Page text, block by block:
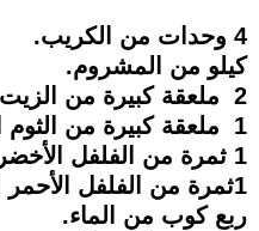
4 وحدات من الكريب.
كيلو من المشروم.
2 ملعقة كبيرة من الزيت.
1 ملعقة كبيرة من الثوم المفروم.
1 ثمرة من الفلفل الأخضر المقطع إلى شرائح.
1ثمرة من الفلفل الأحمر المقطع إلى شرائح.
ربع كوب من الماء.